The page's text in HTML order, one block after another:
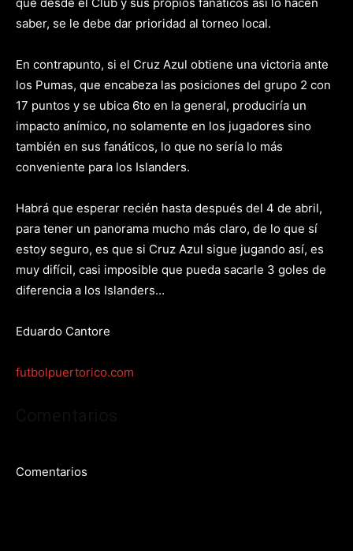
saber, se le debe dar prioridad al torneo local.
En contrapunto, si el Cruz Azul obtiene una victoria ante
los Pumas, que encabeza las posiciones del grupo 2 con
17 puntos y se ubica 6to en la general, produciría un
impacto anímico, no solamente en los jugadores sino
también en sus fanáticos, lo que no sería lo más
conveniente para los Islanders.
Habrá que esperar recién hasta después del 4 de abril,
para tener un panorama mucho más claro, de lo que sí
estoy seguro, es que si Cruz Azul sigue jugando así, es
muy difícil, casi imposible que pueda sacarle 3 goles de
diferencia a los Islanders…
Eduardo Cantore
futbolpuertorico.com
Comentarios